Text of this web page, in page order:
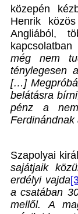
közepén
Henrik
Angliából,
kapcsolatban
még nem
ténylegesen
[…]
belátásra
pénz a
Ferdinándnak
Szapolyai
sajátjaik
erdélyi vajda
a csatában
mellől. A